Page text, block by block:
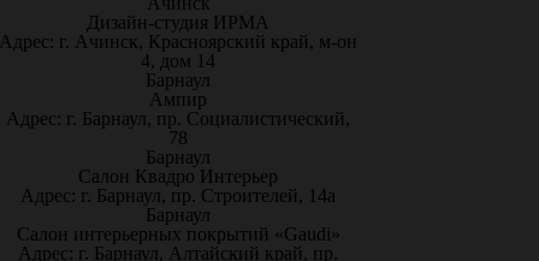
Дизайн-студия ИРМА
Адрес: г. Ачинск, Красноярский край, м-он
4, дом 14
Барнаул
Ампир
Адрес: г. Барнаул, пр. Социалистический,
78
Барнаул
Салон Квадро Интерьер
Адрес: г. Барнаул, пр. Строителей, 14а
Барнаул
Салон интерьерных покрытий «Gaudi»
Адрес: г. Барнаул, Алтайский край, пр.